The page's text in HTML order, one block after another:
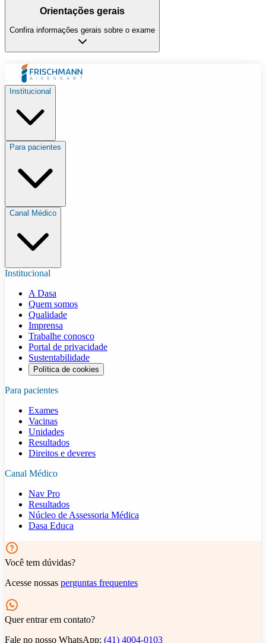
Orientações gerais
Confira informações gerais sobre o exame
Institucional
Para pacientes
Canal Médico
Institucional
A Dasa
Quem somos
Qualidade
Imprensa
Trabalhe conosco
Portal de privacidade
Sustentabilidade
Política de cookies
Para pacientes
Exames
Vacinas
Unidades
Resultados
Direitos e deveres
Canal Médico
Nav Pro
Resultados
Núcleo de Assessoria Médica
Dasa Educa
Você tem dúvidas?
Acesse nossas perguntas frequentes
Quer entrar em contato?
Fale no nosso WhatsApp: (41) 4004-0103